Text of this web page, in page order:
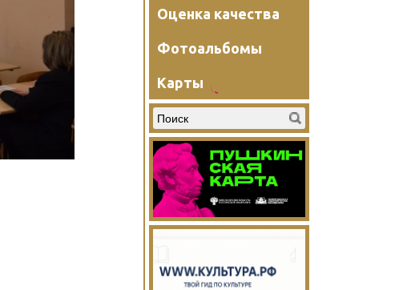
Оценка качества
Фотоальбомы
Карты